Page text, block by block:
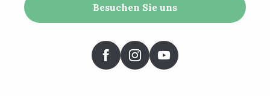
Besuchen Sie uns